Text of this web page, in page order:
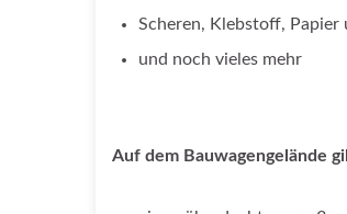
Scheren, Klebstoff, Papier
und noch vieles mehr
Auf dem Bauwagengelände